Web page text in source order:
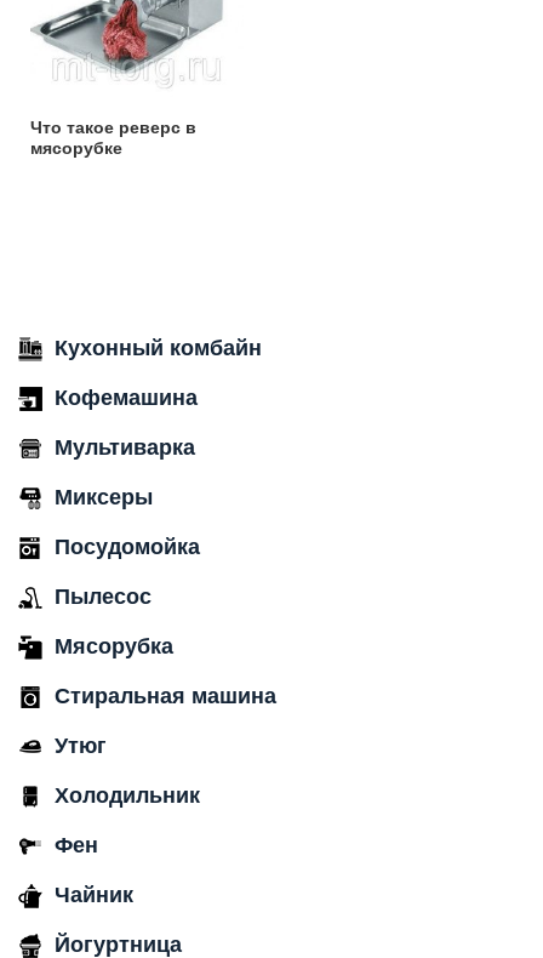
Что такое реверс в
мясорубке
Кухонный комбайн
Кофемашина
Мультиварка
Миксеры
Посудомойка
Пылесос
Мясорубка
Стиральная машина
Утюг
Холодильник
Фен
Чайник
Йогуртница